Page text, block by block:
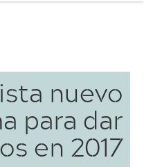
nuevo
para dar
en 2017